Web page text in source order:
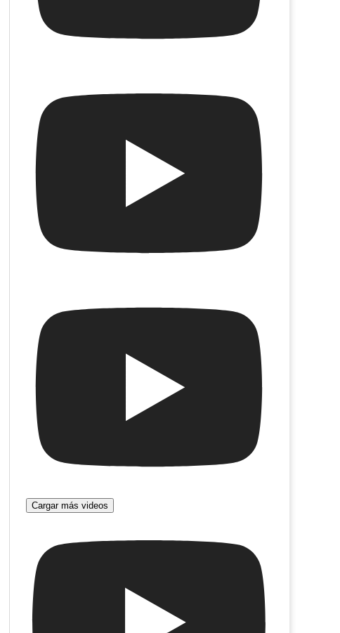
Velar la noche Monet inmersivo. Teatro Colón
Cargar más videos